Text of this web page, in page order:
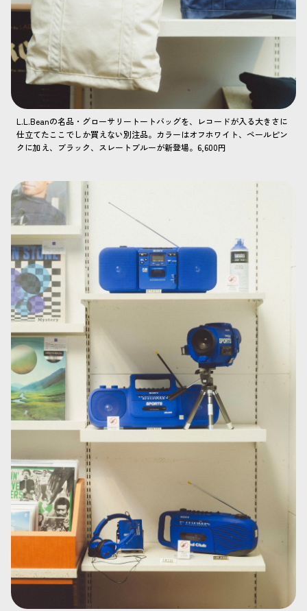
L.L.Beanの名品・グローサリートートバッグを、レコードが入る大きさに
仕立てたここでしか買えない別注品。カラーはオフホワイト、ペールピン
クに加え、ブラック、スレートブルーが新登場。6,600円